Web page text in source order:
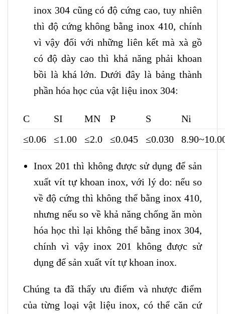
inox 304 cũng có độ cứng cao, tuy nhiên
thì độ cứng không bằng inox 410, chính
vì vậy đối với những liên kết mà xà gồ
có độ dày cao thì khả năng phải khoan
bồi là khá lớn. Dưới đây là bảng thành
phần hóa học của vật liệu inox 304:
C SI MN P S
Ni
≤0.06
≤1.00 ≤2.0 ≤0.045 ≤0.030
Inox 201 thì không được sử dụng để sản
xuất vít tự khoan inox, với lý do: nếu so
về độ cứng thì không thể bằng inox 410,
nhưng nếu so về khả năng chống ăn mòn
hóa học thì lại không thể bằng inox 304,
chính vì vậy inox 201 không được sử
dụng để sản xuất vít tự khoan inox.
Chúng ta đã thấy ưu điểm và nhược điểm
của từng loại vật liệu inox, có thể căn cứ